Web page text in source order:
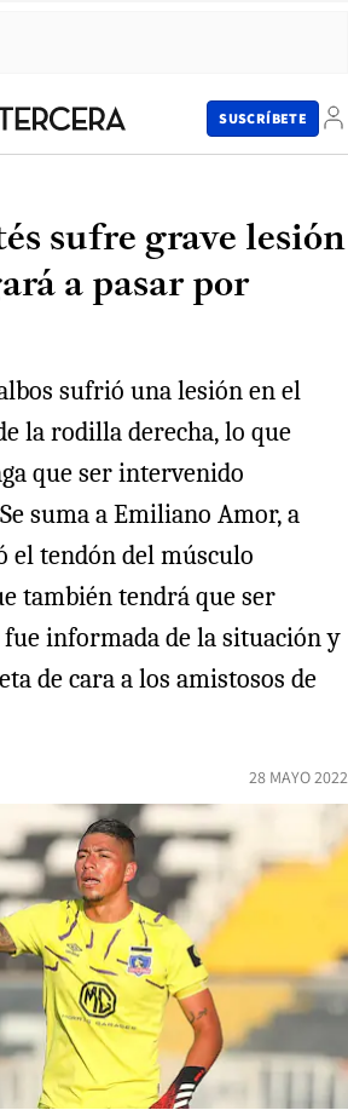
SUSCRÍBETE
sufre grave lesión
a pasar por
sufrió una lesión en el
la rodilla derecha, lo que
que ser intervenido
suma a Emiliano Amor, a
el tendón del músculo
también tendrá que ser
fue informada de la situación y
de cara a los amistosos de
28 MAYO 2022